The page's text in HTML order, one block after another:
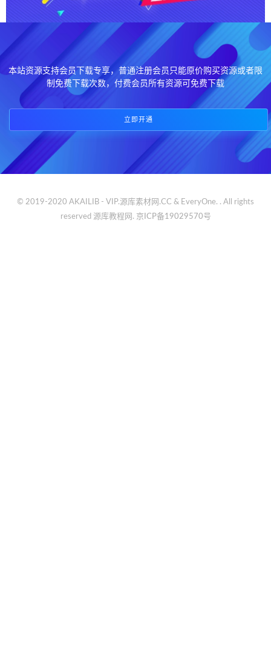
本站资源支持会员下载专享，普通注册会员只能原价购买资源或者限
制免费下载次数，付费会员所有资源可免费下载
立即开通
© 2019-2020 AKAILIB - VIP.源库素材网.CC & EveryOne. . All rights
reserved 源库教程网. 京ICP备19029570号